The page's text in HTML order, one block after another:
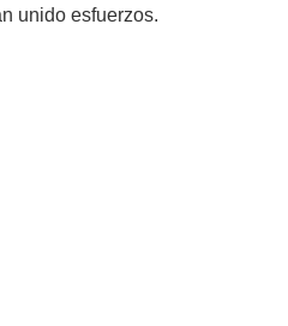
unido esfuerzos.